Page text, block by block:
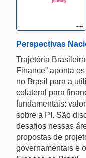
Perspectivas
Trajetória
Finance” aponta
no Brasil para a
colateral para
fundamentais:
sobre a PI. São
desafios nessas
propostas de
governamentais e